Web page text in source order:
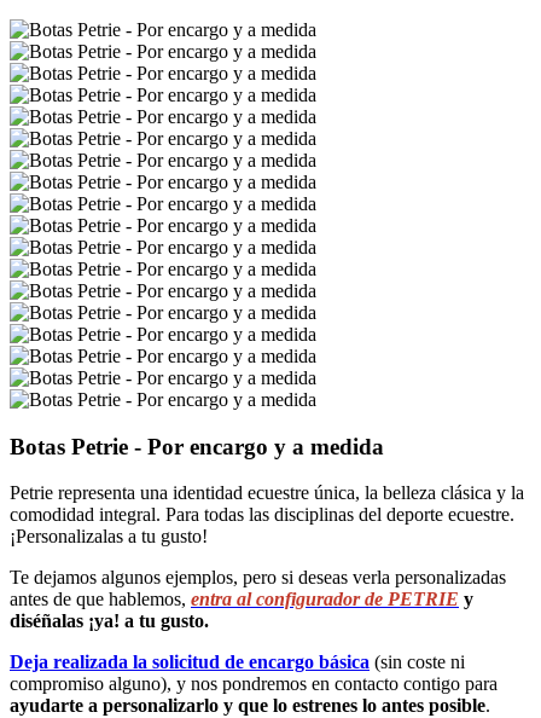
Botas Petrie - Por encargo y a medida
Petrie representa una identidad ecuestre única, la belleza clásica y la
comodidad integral. Para todas las disciplinas del deporte ecuestre.
¡Personalizalas a tu gusto!
Te dejamos algunos ejemplos, pero si deseas verla personalizadas
antes de que hablemos, entra al configurador de PETRIE y
diséñalas ¡ya! a tu gusto.
Deja realizada la solicitud de encargo básica (sin coste ni
compromiso alguno), y nos pondremos en contacto contigo para
ayudarte a personalizarlo y que lo estrenes lo antes posible.